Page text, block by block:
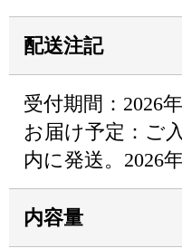
配送注記
受付期間：2026
お届け予定：ご
内に発送。2026
内容量